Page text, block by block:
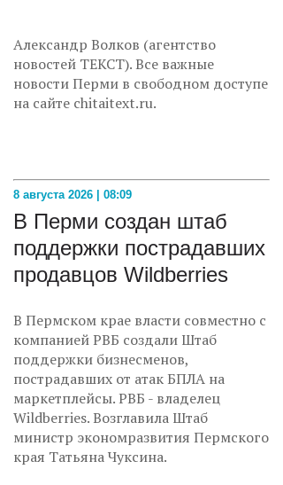
Александр Волков (агентство
новостей ТЕКСТ). Все важные
новости Перми в свободном доступе
на сайте chitaitext.ru.
8 августа 2026 | 08:09
В Перми создан штаб
поддержки пострадавших
продавцов Wildberries
В Пермском крае власти совместно с
компанией РВБ создали Штаб
поддержки бизнесменов,
пострадавших от атак БПЛА на
маркетплейсы. РВБ - владелец
Wildberries. Возглавила Штаб
министр экономразвития Пермского
края Татьяна Чуксина.